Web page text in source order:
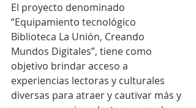
El proyecto denominado
“Equipamiento tecnológico
Biblioteca La Unión, Creando
Mundos Digitales”, tiene como
objetivo brindar acceso a
experiencias lectoras y culturales
diversas para atraer y cautivar más y